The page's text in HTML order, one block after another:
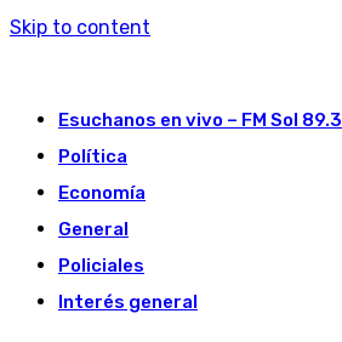
Skip to content
Esuchanos en vivo – FM Sol 89.3
Política
Economía
General
Policiales
Interés general